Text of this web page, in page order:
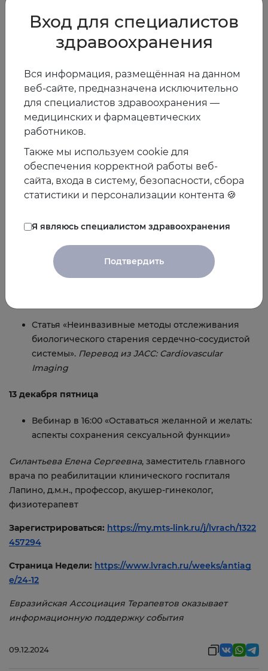
технология в лечебных и оздоровительных
программах клиник Anti-age терапии и
восстановительной медицины»
невролог, врач ЛФК и спортивной медицины,
реабилитолог, врач anti-age
Зарегистрироваться:https://my.mts-link.ru/j/lvrach/1377
908748
12 декабря четверг
Вебинар в 16:00 «Дефицит микронутриентов и
старение»
терапии и полиморбидной патологии имени
академика М.С. Вовси ФГБОУ ДПО РМАНПО
Минздрава России
Статья «Неинвазивные методы отслеживания
биологического старения сердечно-сосудистой
системы». Перевод из JACC: Cardiovascular
Imaging
13 декабря пятница
Вебинар в 16:00 «Оставаться желанной и желать:
аспекты сохранения сексуальной функции»
Силантьева Елена Сергеевна, заместитель главного
врача по реабилитации клинического госпиталя
Лапино, д.м.н., профессор, акушер-гинеколог,
физиотерапевт
Зарегистрироваться: https://my.mts-link.ru/j/lvrach/1322
457294
Страница Недели: https://www.lvrach.ru/weeks/antiag
e/24-12
Евразийская Ассоциация Терапевтов оказывает
информационную поддержку события
09.12.2024
Вход для специалистов
здравоохранения
Вся информация, размещённая на данном
веб-сайте, предназначена исключительно
для специалистов здравоохранения —
медицинских и фармацевтических
работников.
Также мы используем cookie для
обеспечения корректной работы веб-
сайта, входа в систему, безопасности, сбора
статистики и персонализации контента 🍪
Я являюсь специалистом здравоохранения
Подтвердить